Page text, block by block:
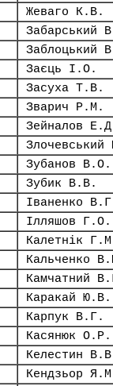
Жеваго К.В.
Забарський
Заблоцький
Заєць І.О.
Засуха Т.В.
Зварич Р.М.
Зейналов
Зубанов В.О.
Зубик В.В.
Іваненко
Ілляшов Г.О.
Калетнік
Кальченко
Камчатний
Каракай Ю.В.
Карпук В.Г.
Касянюк О.Р.
Келестин
Кендзьор